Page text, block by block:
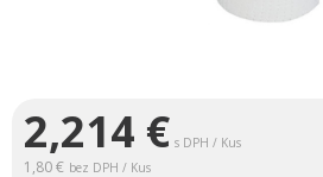
2,214 € s DPH / Kus
1,80 € bez DPH / Kus